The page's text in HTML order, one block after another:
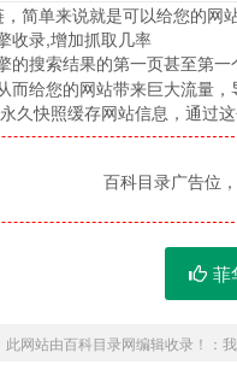
简单来说就是可以给您的
收录,增加抓取几率
的搜索结果的第一页甚至第
给您的网站带来巨大流量，
久快照缓存网站信息，通过
百科目录广告位
菲
此网站由百科目录网编辑收录！：